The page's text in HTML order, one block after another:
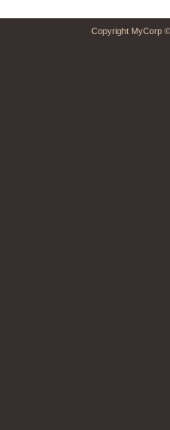
Copyright MyCorp